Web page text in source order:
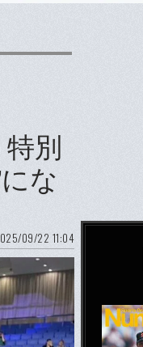
別
な
09/22 11:04